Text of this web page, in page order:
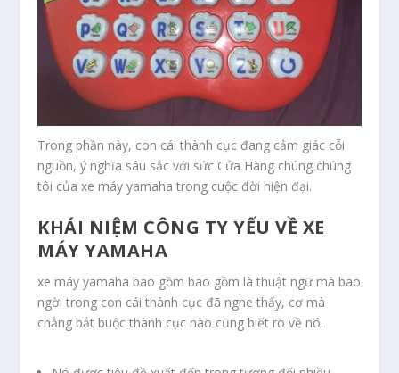
Trong phần này, con cái thành cục đang cảm giác cỗi
nguồn, ý nghĩa sâu sắc với sức Cửa Hàng chúng chúng
tôi của xe máy yamaha trong cuộc đời hiện đại.
KHÁI NIỆM CÔNG TY YẾU VỀ XE
MÁY YAMAHA
xe máy yamaha bao gồm bao gồm là thuật ngữ mà bao
ngời trong con cái thành cục đã nghe thấy, cơ mà
chẳng bắt buộc thành cục nào cũng biết rõ về nó.